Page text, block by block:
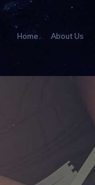
Home About Us